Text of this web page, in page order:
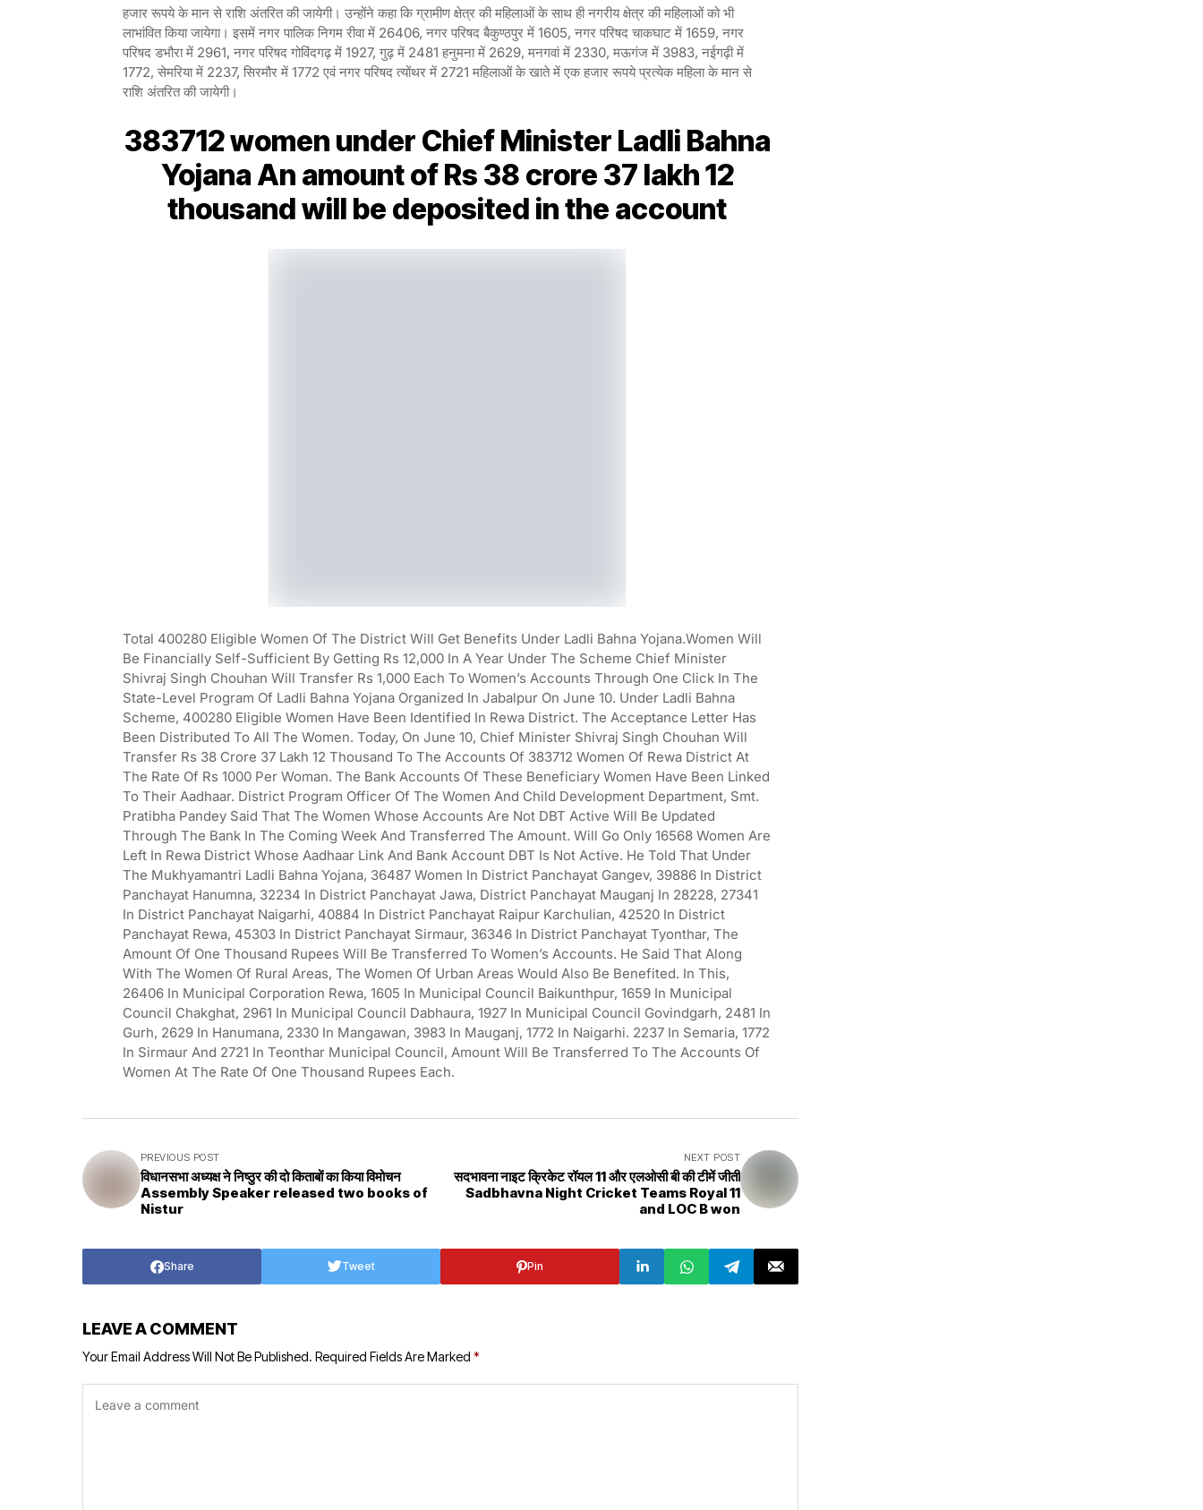
हजार रूपये के मान से राशि अंतरित की जायेगी। उन्होंने कहा कि ग्रामीण क्षेत्र की महिलाओं के साथ ही नगरीय क्षेत्र की महिलाओं को भी
लाभांवित किया जायेगा। इसमें नगर पालिक निगम रीवा में 26406, नगर परिषद बैकुण्ठपुर में 1605, नगर परिषद चाकघाट में 1659, नगर
परिषद डभौरा में 2961, नगर परिषद गोविंदगढ़ में 1927, गुढ़ में 2481 हनुमना में 2629, मनगवां में 2330, मऊगंज में 3983, नईगढ़ी में
1772, सेमरिया में 2237, सिरमौर में 1772 एवं नगर परिषद त्योंथर में 2721 महिलाओं के खाते में एक हजार रूपये प्रत्येक महिला के मान से
राशि अंतरित की जायेगी।
383712 women under Chief Minister Ladli Bahna
Yojana An amount of Rs 38 crore 37 lakh 12
thousand will be deposited in the account
Total 400280 Eligible Women Of The District Will Get Benefits Under Ladli Bahna Yojana.Women Will
Be Financially Self-Sufficient By Getting Rs 12,000 In A Year Under The Scheme Chief Minister
Shivraj Singh Chouhan Will Transfer Rs 1,000 Each To Women’s Accounts Through One Click In The
State-Level Program Of Ladli Bahna Yojana Organized In Jabalpur On June 10. Under Ladli Bahna
Scheme, 400280 Eligible Women Have Been Identified In Rewa District. The Acceptance Letter Has
Been Distributed To All The Women. Today, On June 10, Chief Minister Shivraj Singh Chouhan Will
Transfer Rs 38 Crore 37 Lakh 12 Thousand To The Accounts Of 383712 Women Of Rewa District At
The Rate Of Rs 1000 Per Woman. The Bank Accounts Of These Beneficiary Women Have Been Linked
To Their Aadhaar. District Program Officer Of The Women And Child Development Department, Smt.
Pratibha Pandey Said That The Women Whose Accounts Are Not DBT Active Will Be Updated
Through The Bank In The Coming Week And Transferred The Amount. Will Go Only 16568 Women Are
Left In Rewa District Whose Aadhaar Link And Bank Account DBT Is Not Active. He Told That Under
The Mukhyamantri Ladli Bahna Yojana, 36487 Women In District Panchayat Gangev, 39886 In District
Panchayat Hanumna, 32234 In District Panchayat Jawa, District Panchayat Mauganj In 28228, 27341
In District Panchayat Naigarhi, 40884 In District Panchayat Raipur Karchulian, 42520 In District
Panchayat Rewa, 45303 In District Panchayat Sirmaur, 36346 In District Panchayat Tyonthar, The
Amount Of One Thousand Rupees Will Be Transferred To Women’s Accounts. He Said That Along
With The Women Of Rural Areas, The Women Of Urban Areas Would Also Be Benefited. In This,
26406 In Municipal Corporation Rewa, 1605 In Municipal Council Baikunthpur, 1659 In Municipal
Council Chakghat, 2961 In Municipal Council Dabhaura, 1927 In Municipal Council Govindgarh, 2481 In
Gurh, 2629 In Hanumana, 2330 In Mangawan, 3983 In Mauganj, 1772 In Naigarhi. 2237 In Semaria, 1772
In Sirmaur And 2721 In Teonthar Municipal Council, Amount Will Be Transferred To The Accounts Of
Women At The Rate Of One Thousand Rupees Each.
PREVIOUS POST
विधानसभा अध्यक्ष ने निष्ठुर की दो किताबों का किया विमोचन
Assembly Speaker released two books of
Nistur
NEXT POST
सदभावना नाइट क्रिकेट रॉयल 11 और एलओसी बी की टीमें जीती
Sadbhavna Night Cricket Teams Royal 11
and LOC B won
Share Tweet Pin
LEAVE A COMMENT
Your Email Address Will Not Be Published. Required Fields Are Marked *